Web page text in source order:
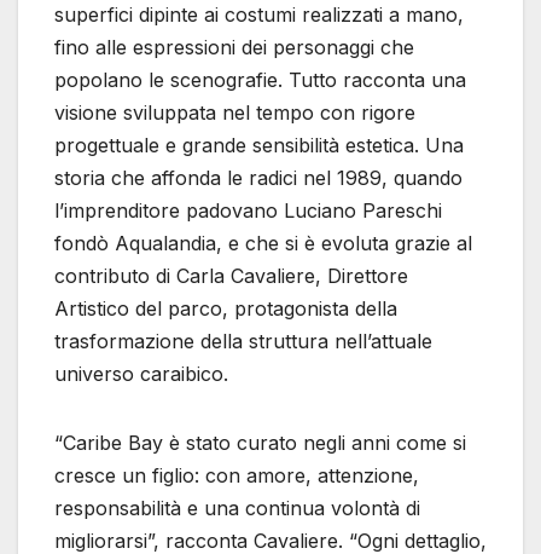
superfici dipinte ai costumi realizzati a mano,
fino alle espressioni dei personaggi che
popolano le scenografie. Tutto racconta una
visione sviluppata nel tempo con rigore
progettuale e grande sensibilità estetica. Una
storia che affonda le radici nel 1989, quando
l’imprenditore padovano Luciano Pareschi
fondò Aqualandia, e che si è evoluta grazie al
contributo di Carla Cavaliere, Direttore
Artistico del parco, protagonista della
trasformazione della struttura nell’attuale
universo caraibico.
“Caribe Bay è stato curato negli anni come si
cresce un figlio: con amore, attenzione,
responsabilità e una continua volontà di
migliorarsi”, racconta Cavaliere. “Ogni dettaglio,